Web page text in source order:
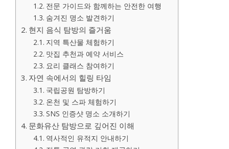
전문 가이드와 함께하는 안전한 여행
숨겨진 명소 발견하기
현지 음식 탐방의 즐거움
지역 특산물 체험하기
맛집 추천과 예약 서비스
요리 클래스 참여하기
자연 속에서의 힐링 타임
국립공원 탐방하기
온천 및 스파 체험하기
SNS 인증샷 명소 소개하기
문화유산 탐방으로 깊어진 이해
역사적인 유적지 안내하기